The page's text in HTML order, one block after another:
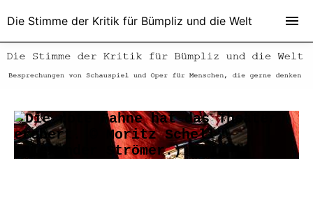
Die Stimme der Kritik für Bümpliz und die Welt